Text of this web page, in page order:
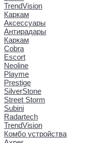
TrendVision
Каркам
Аксессуары
Антирадары
Каркам
Cobra
Escort
Neoline
Playme
Prestige
SilverStone
Street Storm
Subini
Radartech
TrendVision
Комбо устройства